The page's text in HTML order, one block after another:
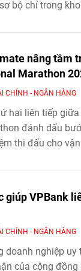
bộ chỉ trong
nâng tầm
Marathon
CHÍNH - NGÂN HÀNG
hai liên tiếp
đánh dấu
thi đấu cho
giúp VPBank
CHÍNH - NGÂN HÀNG
doanh nghiệp
của cộng